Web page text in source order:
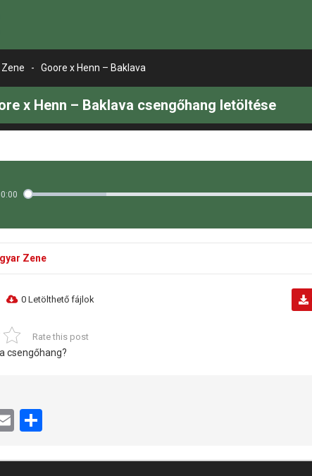
- Goore x Henn – Baklava
x Henn – Baklava csengőhang letöltése
Zene
0 Letölthető fájlok
Rate this post
csengőhang?
Email